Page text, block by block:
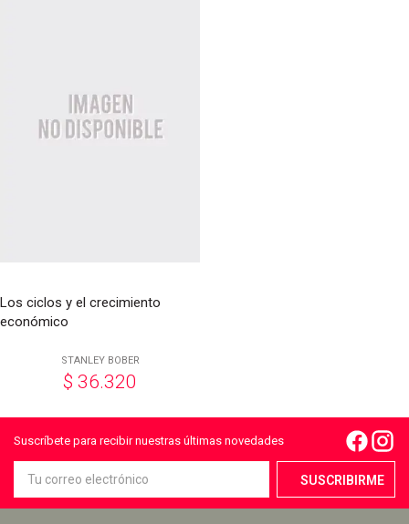
Los ciclos y el crecimiento
económico
STANLEY BOBER
$ 36.320
Suscríbete para recibir nuestras últimas novedades